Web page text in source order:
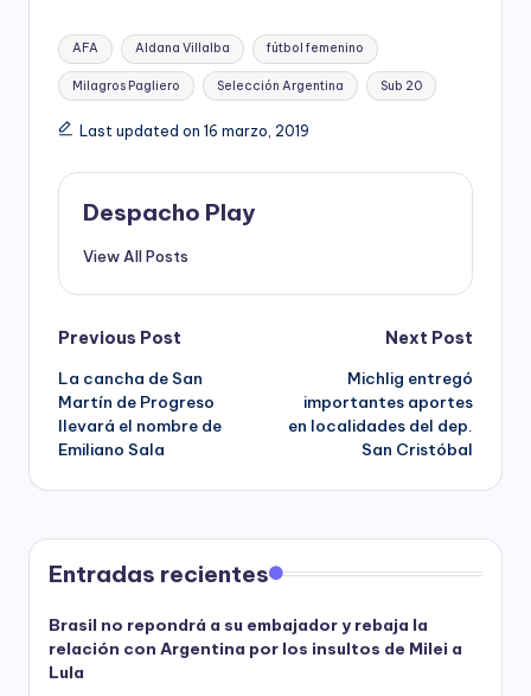
Tags:
AFA Aldana Villalba fútbol femenino
Milagros Pagliero Selección Argentina Sub 20
Last updated on 16 marzo, 2019
Despacho Play
View All Posts
Post
navigation
Previous Post
La cancha de San
Martín de Progreso
llevará el nombre de
Emiliano Sala
Next Post
Michlig entregó
importantes aportes
en localidades del dep.
San Cristóbal
Entradas recientes
Brasil no repondrá a su embajador y rebaja la
relación con Argentina por los insultos de Milei a
Lula